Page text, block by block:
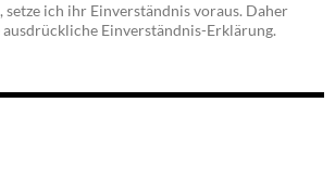
setze ich ihr Einverständnis voraus. Daher
Einverständnis-Erklärung.